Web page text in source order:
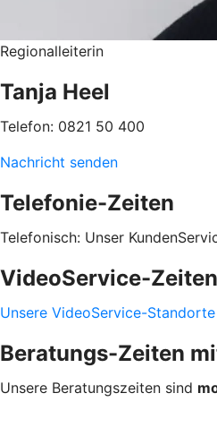
Regionalleiterin
Tanja Heel
Telefon: 0821 50 400
Nachricht senden
Telefonie-Zeiten
Telefonisch: Unser
VideoService-Zeiten
Unsere VideoService-Standorte
Beratungs-Zeiten
Unsere Beratungszeiten sind